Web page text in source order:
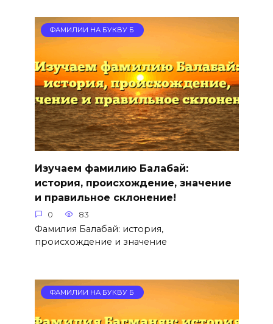
ФАМИЛИИ НА БУКВУ Б
Изучаем фамилию Балабай:
история, происхождение, значение
и правильное склонение!
0 83
Фамилия Балабай: история,
происхождение и значение
ФАМИЛИИ НА БУКВУ Б